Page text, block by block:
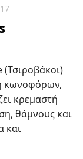
(Τσιροβάκοι)
κωνοφόρων,
κρεμαστή
θάμνους και
και